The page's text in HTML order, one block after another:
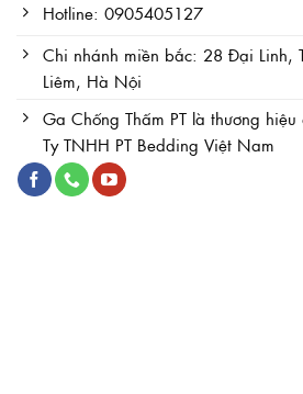
Hotline: 0905405127
Chi nhánh miền bắc: 28 Đại Linh,
Liêm, Hà Nội
Ga Chống Thấm PT là thương
Ty TNHH PT Bedding Việt Nam